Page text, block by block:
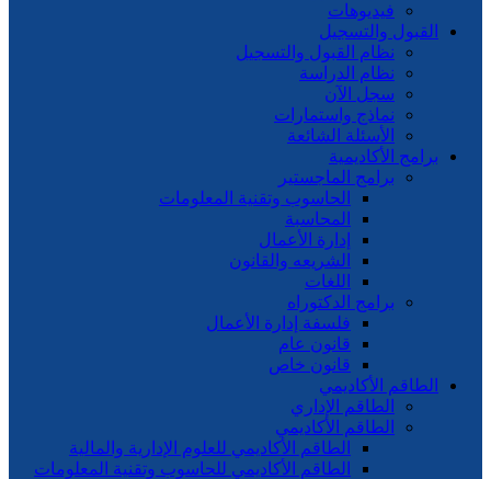
فيديوهات
القبول والتسجيل
نظام القبول والتسجيل
نظام الدراسة
سجل الآن
نماذج واستمارات
الأسئلة الشائعة
برامج الأكاديمية
برامج الماجستير
الحاسوب وتقنية المعلومات
المحاسبة
إدارة الأعمال
الشريعه والقانون
اللغات
برامج الدكتوراه
فلسفة إدارة الأعمال
قانون عام
قانون خاص
الطاقم الأكاديمي
الطاقم الإداري
الطاقم الأكاديمي
الطاقم الأكاديمي للعلوم الإدارية والمالية
الطاقم الأكاديمي للحاسوب وتقنية المعلومات